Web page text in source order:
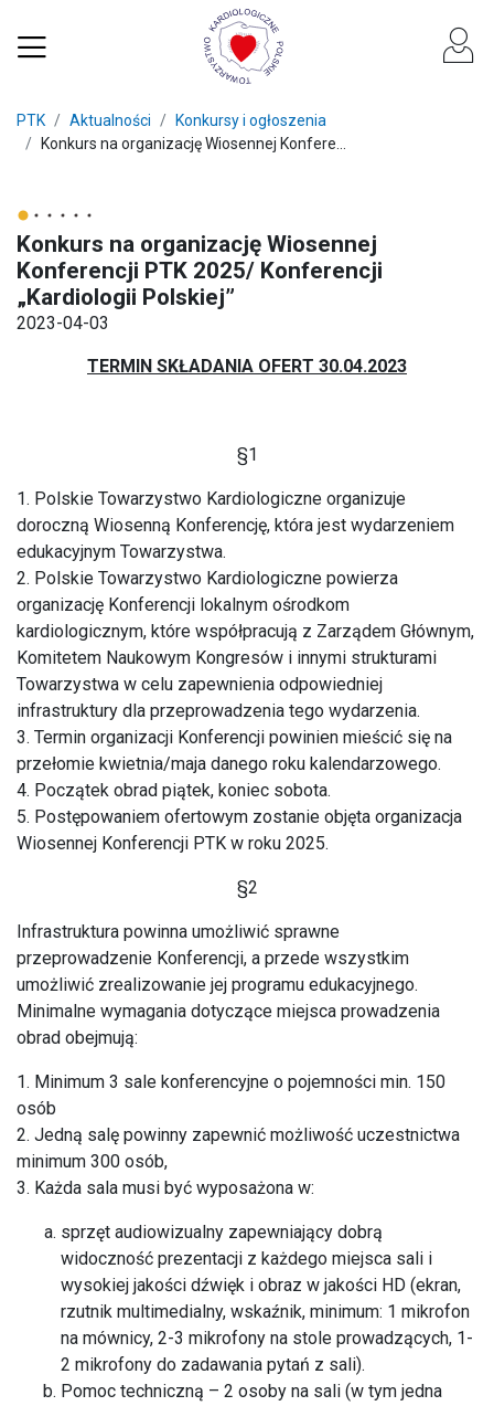
PTK Aktualności
Konkursy i ogłoszenia
Konkurs na organizację Wiosennej Konfere...
Konkurs na organizację Wiosennej
Konferencji PTK 2025/ Konferencji
„Kardiologii Polskiej”
2023-04-03
TERMIN SKŁADANIA OFERT 30.04.2023
§1
1. Polskie Towarzystwo Kardiologiczne organizuje
doroczną Wiosenną Konferencję, która jest wydarzeniem
edukacyjnym Towarzystwa.
2. Polskie Towarzystwo Kardiologiczne powierza
organizację Konferencji lokalnym ośrodkom
kardiologicznym, które współpracują z Zarządem Głównym,
Komitetem Naukowym Kongresów i innymi strukturami
Towarzystwa w celu zapewnienia odpowiedniej
infrastruktury dla przeprowadzenia tego wydarzenia.
3. Termin organizacji Konferencji powinien mieścić się na
przełomie kwietnia/maja danego roku kalendarzowego.
4. Początek obrad piątek, koniec sobota.
5. Postępowaniem ofertowym zostanie objęta organizacja
Wiosennej Konferencji PTK w roku 2025.
§2
Infrastruktura powinna umożliwić sprawne
przeprowadzenie Konferencji, a przede wszystkim
umożliwić zrealizowanie jej programu edukacyjnego.
Minimalne wymagania dotyczące miejsca prowadzenia
obrad obejmują:
1. Minimum 3 sale konferencyjne o pojemności min. 150
osób
2. Jedną salę powinny zapewnić możliwość uczestnictwa
minimum 300 osób,
3. Każda sala musi być wyposażona w:
sprzęt audiowizualny zapewniający dobrą
widoczność prezentacji z każdego miejsca sali i
wysokiej jakości dźwięk i obraz w jakości HD (ekran,
rzutnik multimedialny, wskaźnik, minimum: 1 mikrofon
na mównicy, 2-3 mikrofony na stole prowadzących, 1-
2 mikrofony do zadawania pytań z sali).
Pomoc techniczną – 2 osoby na sali (w tym jedna